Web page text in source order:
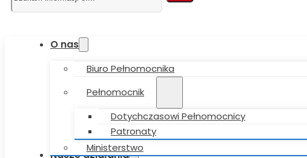
O nas
Biuro Pełnomocnika
Pełnomocnik
Dotychczasowi Pełnomocnicy
Patronaty
Ministerstwo
Nasze działania